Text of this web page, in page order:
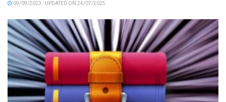
09/09/2023 - UPDATED ON 24/07/2025